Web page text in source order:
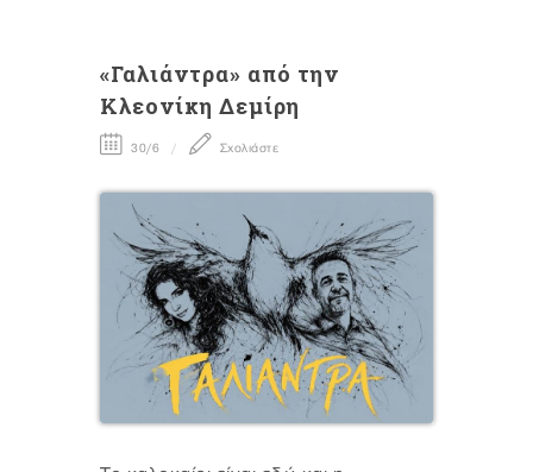
«Γαλιάντρα» από την
Κλεονίκη Δεμίρη
30/6 Σχολιάστε